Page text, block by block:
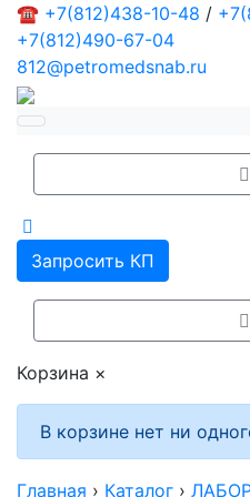
☎ +7(812)438-10-48 /
+7(812)490-67-04
812@petromedsnab.ru
Запросить КП
Корзина ×
В корзине нет ни
Главная › Каталог ›